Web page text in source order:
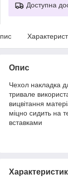
Доступна
Опис
Чехол накладка
тривале
вицвiтання
міцно сидить на
вставками